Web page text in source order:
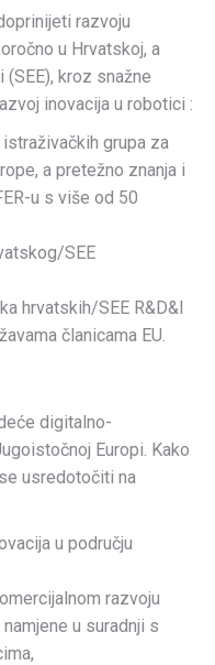
razvoju
u Hrvatskoj, a
kroz snažne
inovacija u robotici :
grupa za
a pretežno znanja i
u s više od 50
SEE
hrvatskih/SEE R&D&I
članicama EU.
digitalno-
Europi. Kako
usredotočiti na
u području
razvoju
u suradnji s